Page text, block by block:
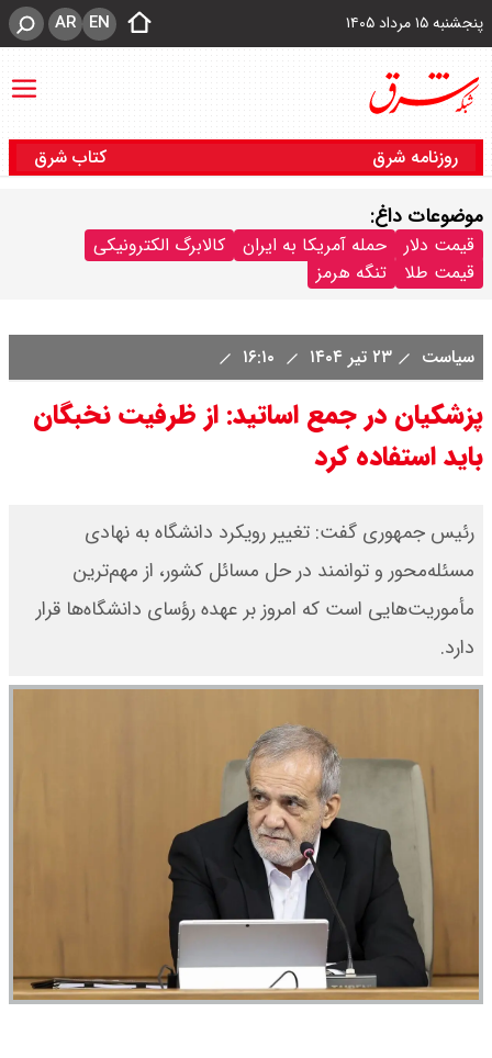
پنجشنبه ۱۵ مرداد ۱۴۰۵ EN
AR
روزنامه شرق کتاب شرق
موضوعات داغ:
قیمت دلار حمله آمریکا به ایران
کالابرگ الکترونیکی
قیمت طلا
تنگه هرمز
سیاست ۲۳ تیر ۱۴۰۴
پزشکیان در جمع اساتید: از ظرفیت نخبگان
باید استفاده کرد
رئیس جمهوری گفت: تغییر رویکرد دانشگاه به نهادی
مسئله‌محور و توانمند در حل مسائل کشور، از مهم‌ترین
مأموریت‌هایی است که امروز بر عهده رؤسای دانشگاه‌ها قرار
دارد.